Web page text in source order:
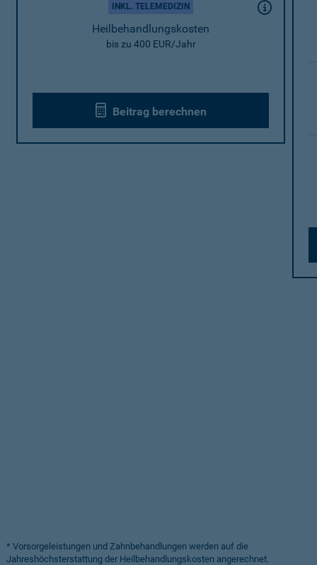
INKL. TELEMEDIZIN
Heilbehandlungskosten
bis zu 400 EUR/Jahr
Beitrag berechnen
* Vorsorgeleistungen und Zahnbehandlungen werden auf die
Jahreshöchsterstattung der Heilbehandlungskosten angerechnet.